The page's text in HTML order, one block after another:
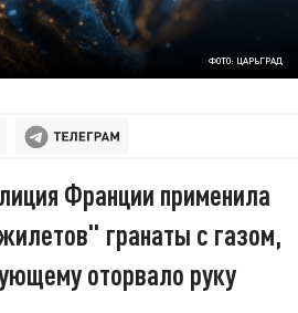
ФОТО: ЦАРЬГРАД
Франции применила
гранаты с газом,
оторвало руку